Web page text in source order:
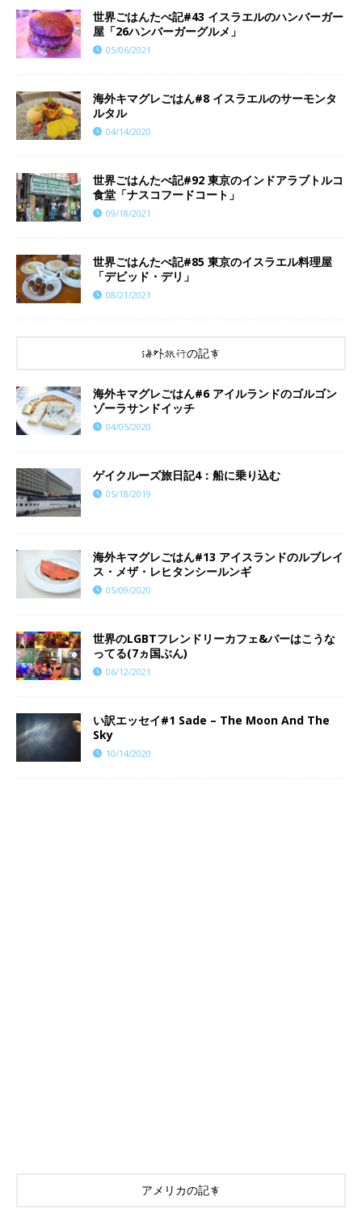
世界ごはんたべ記#43 イスラエルのハンバーガー
屋「26ハンバーガーグルメ」
05/06/2021
海外キマグレごはん#8 イスラエルのサーモンタ
ルタル
04/14/2020
世界ごはんたべ記#92 東京のインドアラブトルコ
食堂「ナスコフードコート」
09/18/2021
世界ごはんたべ記#85 東京のイスラエル料理屋
「デビッド・デリ」
08/21/2021
海外旅行の記事
海外キマグレごはん#6 アイルランドのゴルゴン
ゾーラサンドイッチ
04/05/2020
ゲイクルーズ旅日記4：船に乗り込む
05/18/2019
海外キマグレごはん#13 アイスランドのルブレイ
ス・メザ・レヒタンシールンギ
05/09/2020
世界のLGBTフレンドリーカフェ&バーはこうな
ってる(7ヵ国ぶん)
06/12/2021
い訳エッセイ#1 Sade – The Moon And The
Sky
10/14/2020
アメリカの記事